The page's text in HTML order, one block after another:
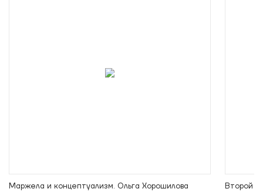
Маржела и концептуализм. Ольга Хорошилова
Второй